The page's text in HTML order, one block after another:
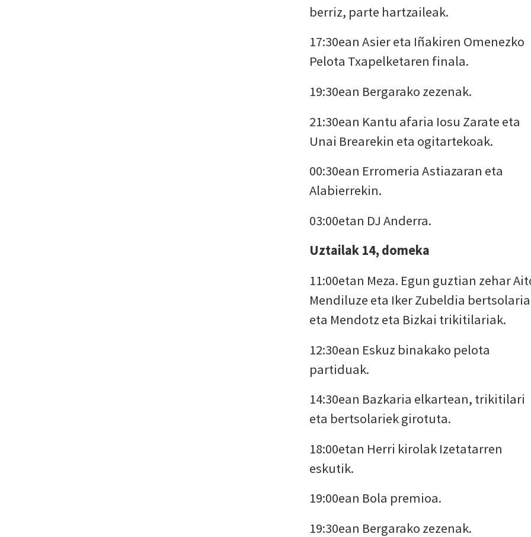
berriz, parte hartzaileak.
17:30ean Asier eta Iñakiren Omenezko
Pelota Txapelketaren finala.
19:30ean Bergarako zezenak.
21:30ean Kantu afaria Iosu Zarate eta
Unai Brearekin eta ogitartekoak.
00:30ean Erromeria Astiazaran eta
Alabierrekin.
03:00etan DJ Anderra.
Uztailak 14, domeka
11:00etan Meza. Egun guztian zehar
Mendiluze eta Iker Zubeldia
eta Mendotz eta Bizkai trikitilariak.
12:30ean Eskuz binakako pelota
partiduak.
14:30ean Bazkaria elkartean, trikitilari
eta bertsolariek girotuta.
18:00etan Herri kirolak Izetatarren
eskutik.
19:00ean Bola premioa.
19:30ean Bergarako zezenak.